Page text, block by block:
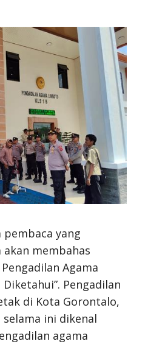
yang
membahas
Agama
Pengadilan
di Kota Gorontalo,
ini dikenal
agama